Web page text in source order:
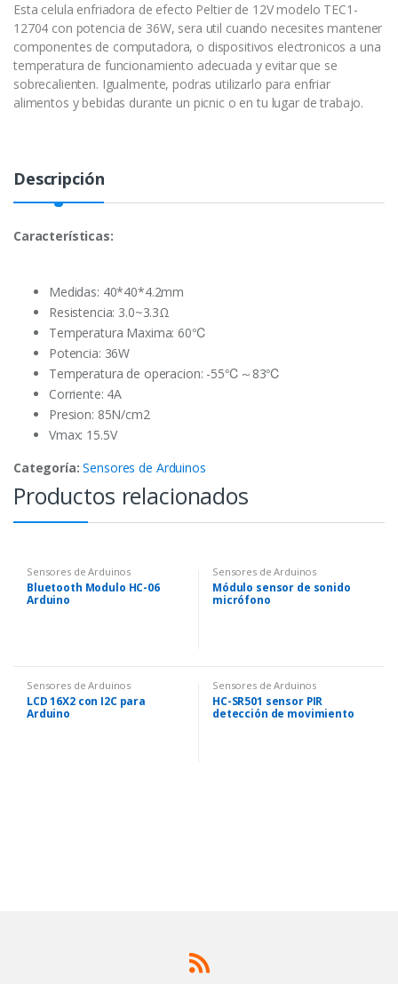
Esta celula enfriadora de efecto Peltier de 12V modelo TEC1-
12704 con potencia de 36W, sera util cuando necesites mantener
componentes de computadora, o dispositivos electronicos a una
temperatura de funcionamiento adecuada y evitar que se
sobrecalienten. Igualmente, podras utilizarlo para enfriar
alimentos y bebidas durante un picnic o en tu lugar de trabajo.
Descripción
Características:
Medidas: 40*40*4.2mm
Resistencia: 3.0~3.3Ω
Temperatura Maxima: 60℃
Potencia: 36W
Temperatura de operacion: -55℃～83℃
Corriente: 4A
Presion: 85N/cm2
Vmax: 15.5V
Categoría:Sensores de Arduinos
Productos relacionados
Sensores de Arduinos
Bluetooth Modulo HC-06
Arduino
Sensores de Arduinos
Módulo sensor de sonido
micrófono
Sensores de Arduinos
LCD 16X2 con I2C para
Arduino
Sensores de Arduinos
HC-SR501 sensor PIR
detección de movimiento